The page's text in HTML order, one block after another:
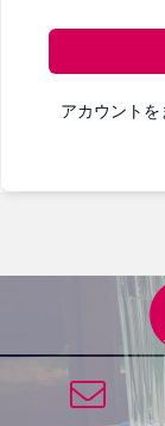
アカウント